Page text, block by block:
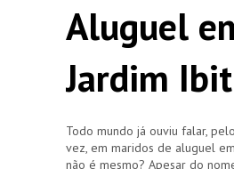
Aluguel
Jardim
Todo mundo já ouviu falar,
vez, em maridos de aluguel
não é mesmo? Apesar do